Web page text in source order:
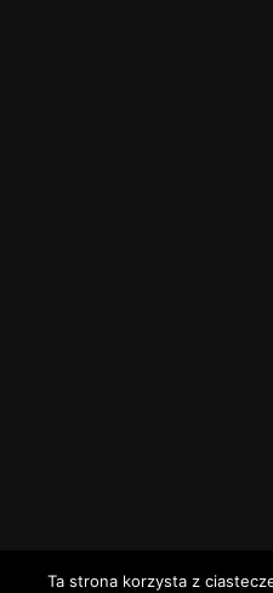
Ta strona korzysta z